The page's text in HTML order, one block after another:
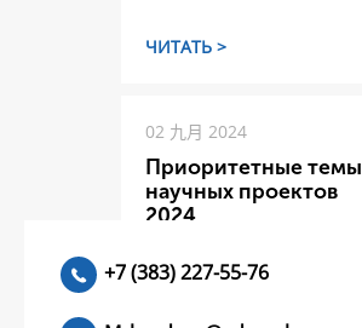
ЧИТАТЬ >
02 九月 2024
Приоритетные темы
научных проектов
2024
ЧИТАТЬ >
+7 (383) 227-55-76